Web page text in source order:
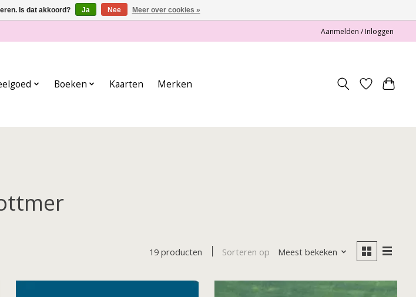
Aanmelden / Inloggen
Boeken Kaarten Merken
19 producten Sorteren op Meest bekeken
Is dat akkoord? Ja Nee Meer over cookies »